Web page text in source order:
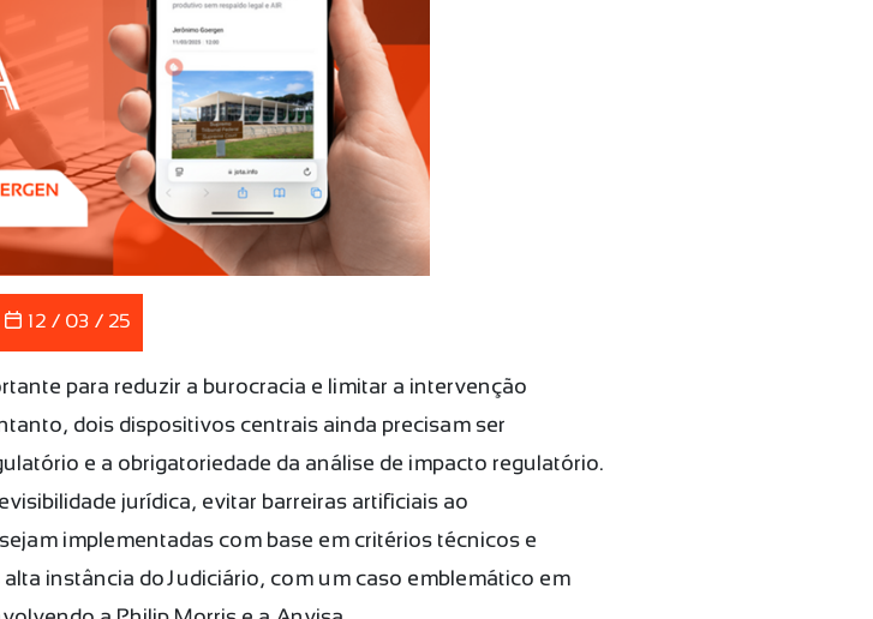
12 / 03 / 25
para reduzir a burocracia e limitar a intervenção
dois dispositivos centrais ainda precisam ser
e a obrigatoriedade da análise de impacto regulatório.
jurídica, evitar barreiras artificiais ao
implementadas com base em critérios técnicos e
instância do Judiciário, com um caso emblemático em